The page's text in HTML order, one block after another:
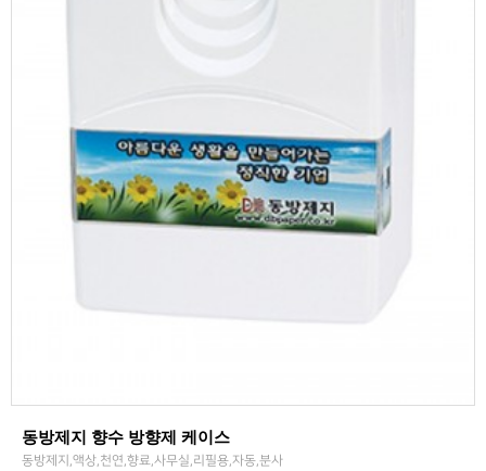
동방제지 향수 방향제 케이스
동방제지,액상,천연,향료,사무실,리필용,자동,분사